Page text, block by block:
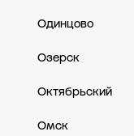
Одинцово
Озерск
Октябрьский
Омск